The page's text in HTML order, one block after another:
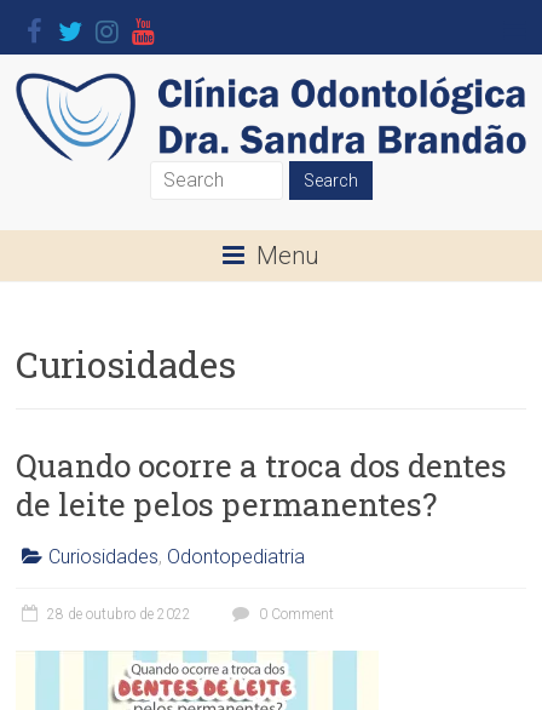
Skip
content
Odontológica
Dra.
Brandão
Sorriso
é
nossa
Paixão!
Menu
Curiosidades
Quando ocorre a troca dos dentes
de leite pelos permanentes?
n
Curiosidades, Odontopediatria
28 de outubro de 2022 0 Comment